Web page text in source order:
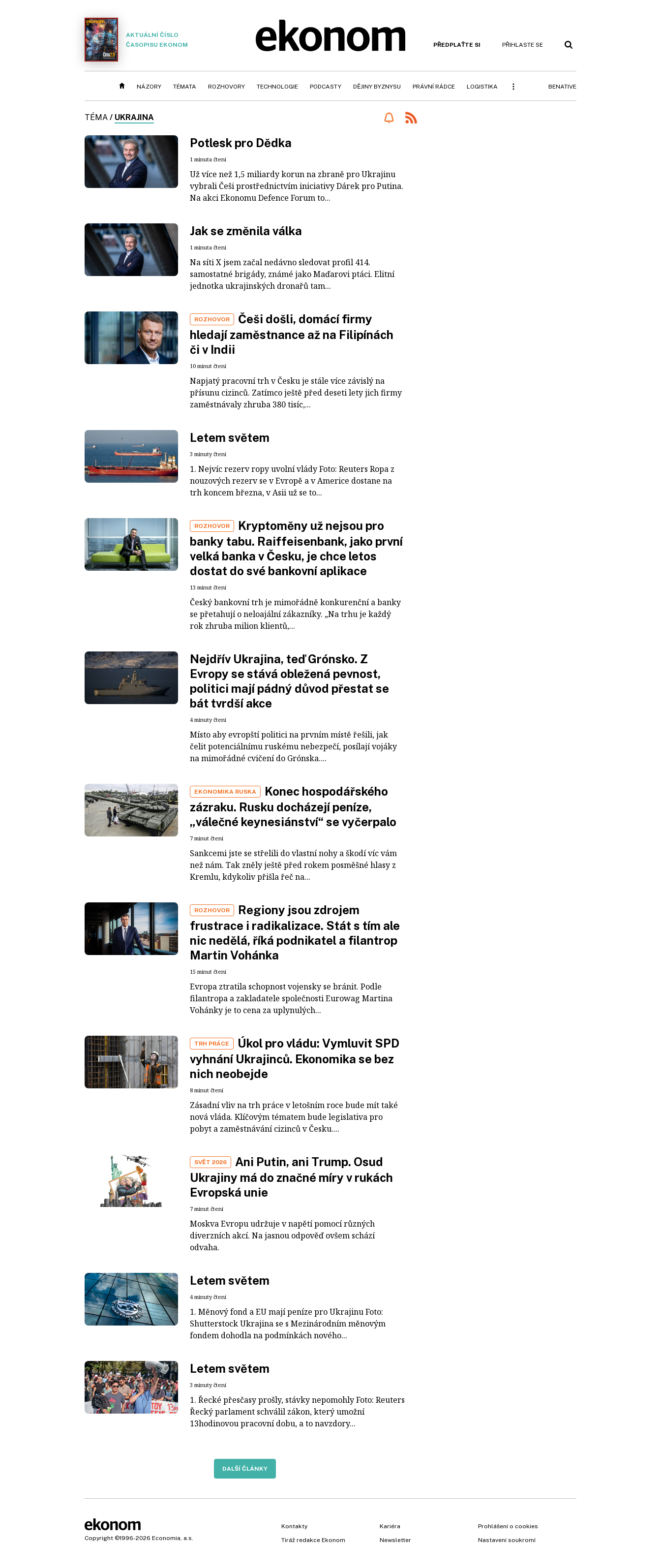
AKTUÁLNÍ ČÍSLO
ČASOPISU EKONOM
PŘEDPLAŤTE SI PŘIHLASTE SE
NÁZORY TÉMATA ROZHOVORY TECHNOLOGIE PODCASTY DĚJINY BYZNYSU PRÁVNÍ RÁDCE LOGISTIKA BENATIVE
TÉMA / UKRAJINA
Potlesk pro Dědka
1 minuta čtení
Už více než 1,5 miliardy korun na zbraně pro Ukrajinu
vybrali Češi prostřednictvím iniciativy Dárek pro Putina.
Na akci Ekonomu Defence Forum to...
Jak se změnila válka
1 minuta čtení
Na síti X jsem začal nedávno sledovat profil 414.
samostatné brigády, známé jako Maďarovi ptáci. Elitní
jednotka ukrajinských dronařů tam...
ROZHOVOR
Češi došli, domácí firmy
hledají zaměstnance až na Filipínách
či v Indii
10 minut čtení
Napjatý pracovní trh v Česku je stále více závislý na
přísunu cizinců. Zatímco ještě před deseti lety jich firmy
zaměstnávaly zhruba 380 tisíc,...
Letem světem
3 minuty čtení
1. Nejvíc rezerv ropy uvolní vlády Foto: Reuters Ropa z
nouzových rezerv se v Evropě a v Americe dostane na
trh koncem března, v Asii už se to...
ROZHOVOR
Kryptoměny už nejsou pro
banky tabu. Raiffeisenbank, jako první
velká banka v Česku, je chce letos
dostat do své bankovní aplikace
13 minut čtení
Český bankovní trh je mimořádně konkurenční a banky
se přetahují o neloajální zákazníky. „Na trhu je každý
rok zhruba milion klientů,...
Nejdřív Ukrajina, teď Grónsko. Z
Evropy se stává obležená pevnost,
politici mají pádný důvod přestat se
bát tvrdší akce
4 minuty čtení
Místo aby evropští politici na prvním místě řešili, jak
čelit potenciálnímu ruskému nebezpečí, posílají vojáky
na mimořádné cvičení do Grónska....
EKONOMIKA RUSKA
Konec hospodářského
zázraku. Rusku docházejí peníze,
„válečné keynesiánství“ se vyčerpalo
7 minut čtení
Sankcemi jste se střelili do vlastní nohy a škodí víc vám
než nám. Tak zněly ještě před rokem posměšné hlasy z
Kremlu, kdykoliv přišla řeč na...
ROZHOVOR
Regiony jsou zdrojem
frustrace i radikalizace. Stát s tím ale
nic nedělá, říká podnikatel a filantrop
Martin Vohánka
15 minut čtení
Evropa ztratila schopnost vojensky se bránit. Podle
filantropa a zakladatele společnosti Eurowag Martina
Vohánky je to cena za uplynulých...
TRH PRÁCE
Úkol pro vládu: Vymluvit SPD
vyhnání Ukrajinců. Ekonomika se bez
nich neobejde
8 minut čtení
Zásadní vliv na trh práce v letošním roce bude mít také
nová vláda. Klíčovým tématem bude legislativa pro
pobyt a zaměstnávání cizinců v Česku....
SVĚT 2026
Ani Putin, ani Trump. Osud
Ukrajiny má do značné míry v rukách
Evropská unie
7 minut čtení
Moskva Evropu udržuje v napětí pomocí různých
diverzních akcí. Na jasnou odpověď ovšem schází
odvaha.
Letem světem
4 minuty čtení
1. Měnový fond a EU mají peníze pro Ukrajinu Foto:
Shutterstock Ukrajina se s Mezinárodním měnovým
fondem dohodla na podmínkách nového...
Letem světem
3 minuty čtení
1. Řecké přesčasy prošly, stávky nepomohly Foto: Reuters
Řecký parlament schválil zákon, který umožní
13hodinovou pracovní dobu, a to navzdory...
DALŠÍ ČLÁNKY
Copyright ©1996-2026 Economia, a.s.
Kontakty
Tiráž redakce Ekonom
Kariéra
Newsletter
Prohlášení o cookies
Nastavení soukromí